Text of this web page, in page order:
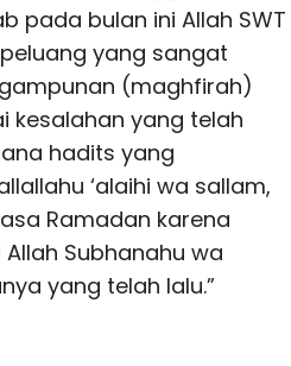
pada bulan ini Allah SWT
yang sangat
(maghfirah)
yang telah
hadits yang
‘alaihi wa sallam,
Ramadan karena
Subhanahu wa
yang telah lalu.”